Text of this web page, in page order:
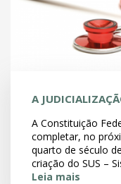
A
A Constituição
completar, no
quarto de século
criação do SUS –
Leia mais